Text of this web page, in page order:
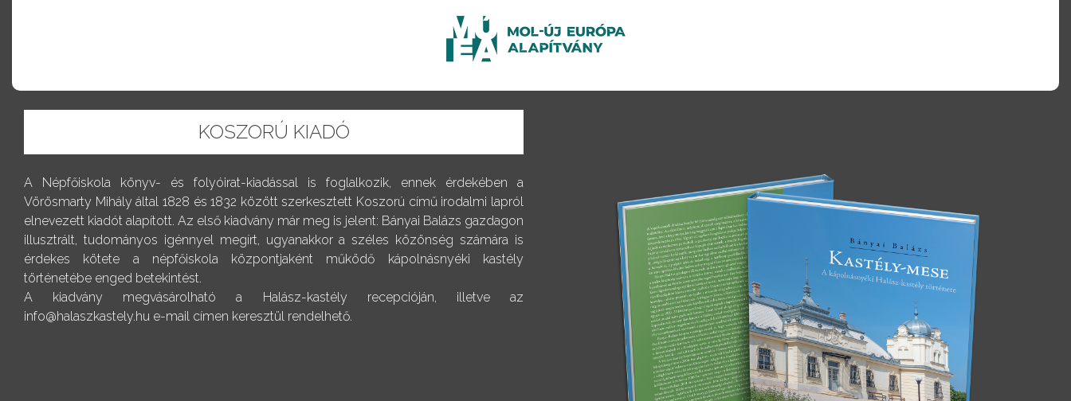
KOSZORÚ KIADÓ
A Népfőiskola könyv- és folyóirat-kiadással is foglalkozik, ennek érdekében a
Vörösmarty Mihály által 1828 és 1832 között szerkesztett Koszorú című irodalmi lapról
elnevezett kiadót alapított. Az első kiadvány már meg is jelent: Bányai Balázs gazdagon
illusztrált, tudományos igénnyel megírt, ugyanakkor a széles közönség számára is
érdekes kötete a népfőiskola központjaként működő kápolnásnyéki kastély
történetébe enged betekintést.
A kiadvány megvásárolható a Halász-kastély recepcióján, illetve az
info@halaszkastely.hu e-mail címen keresztül rendelhető.